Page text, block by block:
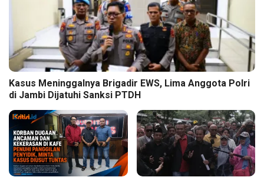
Kasus Meninggalnya Brigadir EWS, Lima Anggota Polri
di Jambi Dijatuhi Sanksi PTDH